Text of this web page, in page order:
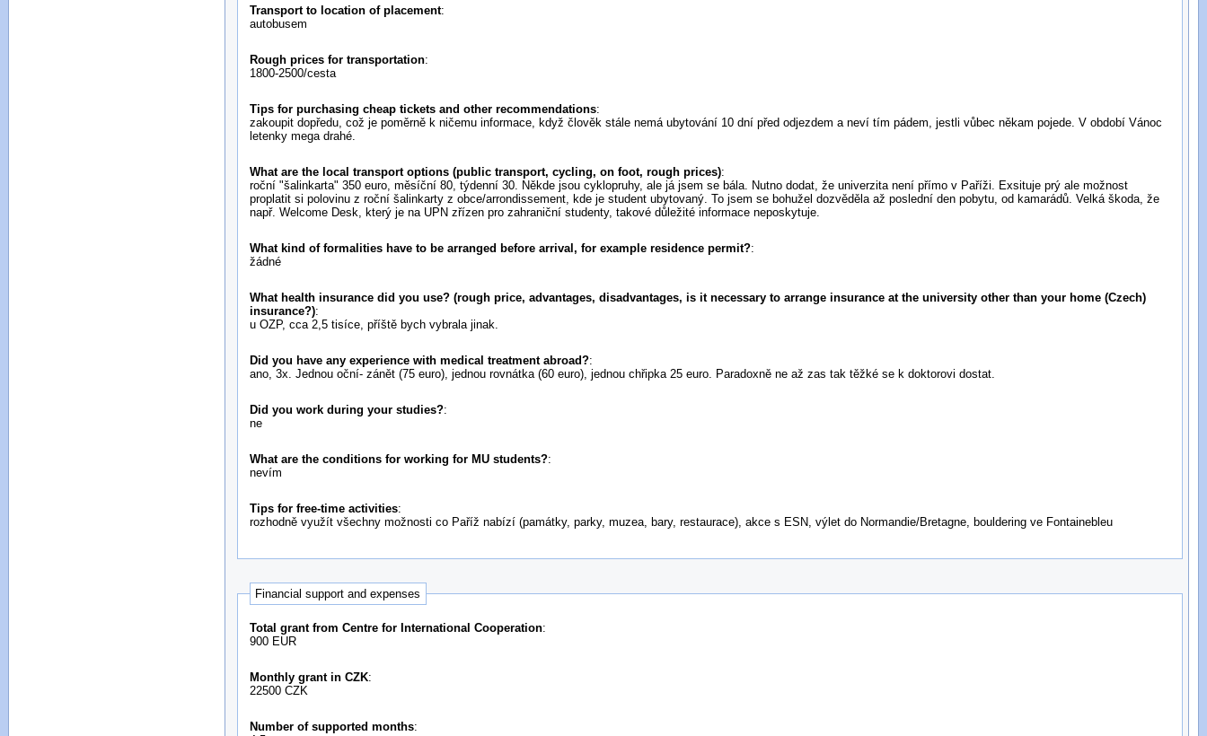
Transport to location of placement:
autobusem
Rough prices for transportation:
1800-2500/cesta
Tips for purchasing cheap tickets and other recommendations:
zakoupit dopředu, což je poměrně k ničemu informace, když člověk stále nemá ubytování 10 dní před odjezdem a neví tím pádem, jestli vůbec někam pojede. V období Vánoc
letenky mega drahé.
What are the local transport options (public transport, cycling, on foot, rough prices):
roční "šalinkarta" 350 euro, měsíční 80, týdenní 30. Někde jsou cyklopruhy, ale já jsem se bála. Nutno dodat, že univerzita není přímo v Paříži. Exsituje prý ale možnost
proplatit si polovinu z roční šalinkarty z obce/arrondissement, kde je student ubytovaný. To jsem se bohužel dozvěděla až poslední den pobytu, od kamarádů. Velká škoda, že
např. Welcome Desk, který je na UPN zřízen pro zahraniční studenty, takové důležité informace neposkytuje.
What kind of formalities have to be arranged before arrival, for example residence permit?:
žádné
What health insurance did you use? (rough price, advantages, disadvantages, is it necessary to arrange insurance at the university other than your home (Czech)
insurance?):
u OZP, cca 2,5 tisíce, příště bych vybrala jinak.
Did you have any experience with medical treatment abroad?:
ano, 3x. Jednou oční- zánět (75 euro), jednou rovnátka (60 euro), jednou chřipka 25 euro. Paradoxně ne až zas tak těžké se k doktorovi dostat.
Did you work during your studies?:
ne
What are the conditions for working for MU students?:
nevím
Tips for free-time activities:
rozhodně využít všechny možnosti co Paříž nabízí (památky, parky, muzea, bary, restaurace), akce s ESN, výlet do Normandie/Bretagne, bouldering ve Fontainebleu
Financial support and expenses
Total grant from Centre for International Cooperation:
900 EUR
Monthly grant in CZK:
22500 CZK
Number of supported months: